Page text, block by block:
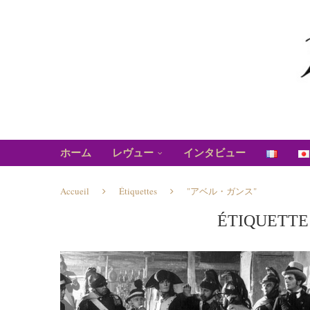
ホーム レヴュー インタビュー
Accueil Étiquettes "アベル・ガンス"